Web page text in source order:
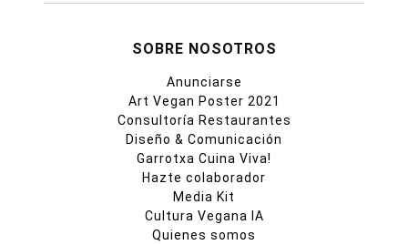
SOBRE NOSOTROS
Anunciarse
Art Vegan Poster 2021
Consultoría Restaurantes
Diseño & Comunicación
Garrotxa Cuina Viva!
Hazte colaborador
Media Kit
Cultura Vegana IA
Quienes somos